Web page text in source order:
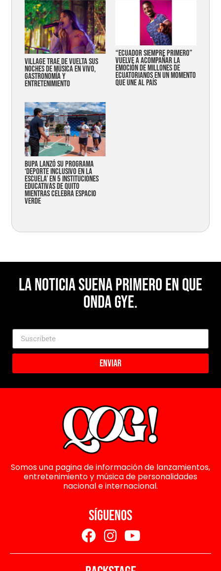
Village trae de vuelta sus
noches de música en vivo,
gastronomía y
entretenimiento
“Ecuador siempre primero”
vuelve a acompañar la
emoción de millones de
ecuatorianos en un momento
que une al país
Bupa lanzó su programa
‘Deporte Inclusivo en la
Escuela’ en 5 instituciones
educativas de Quito
mientras celebra espacio
verde
La noticia suena primero en Que
Onda Gye.
Enviar
Somos una pagina de información de lanzamientos,
entretenimiento y música de personalidades
nacional e internacional.
SÍGUENOS